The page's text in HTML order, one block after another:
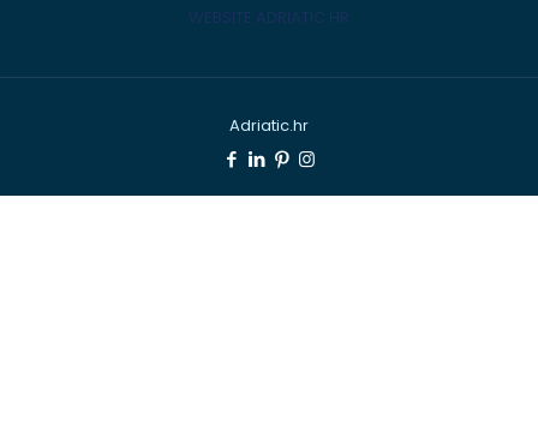
WEBSITE ADRIATIC.HR
Adriatic.hr